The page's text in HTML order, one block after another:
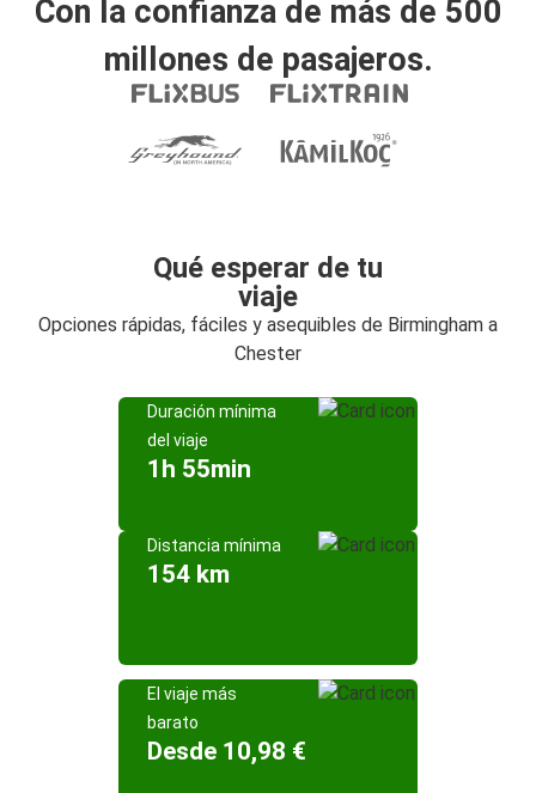
Con la confianza de más de 500
millones de pasajeros.
Qué esperar de tu
viaje
Opciones rápidas, fáciles y asequibles de Birmingham a
Chester
Duración mínima
del viaje
1h 55min
Distancia mínima
154 km
El viaje más
barato
Desde 10,98 €